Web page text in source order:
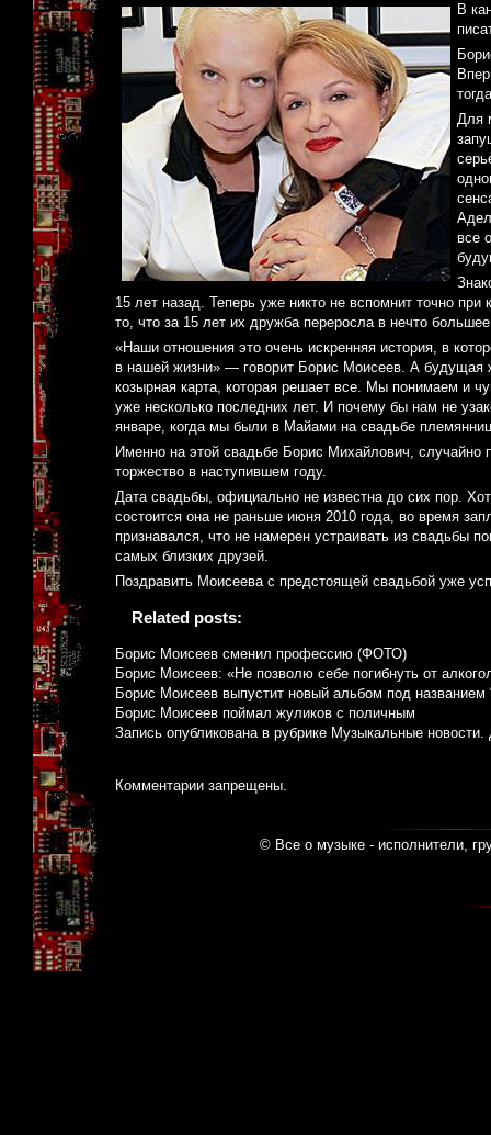
В
Для
все
15 лет назад. Теперь уже никто не вспомнит точно при
то, что за 15 лет их дружба переросла в нечто
«Наши отношения это очень искренняя история, в
в нашей жизни» — говорит Борис Моисеев. А будущая
козырная карта, которая решает все. Мы понимаем и
уже несколько последних лет. И почему бы нам не
январе, когда мы были в Майами на свадьбе
Именно на этой свадьбе Борис Михайлович, случайно
торжество в наступившем году.
Дата свадьбы, официально не известна до сих пор.
состоится она не раньше июня 2010 года, во время
признавался, что не намерен устраивать из свадьбы
самых близких друзей.
Поздравить Моисеева с предстоящей свадьбой уже
Related posts:
Борис Моисеев сменил профессию (ФОТО)
Борис Моисеев: «Не позволю себе погибнуть от
Борис Моисеев выпустит новый альбом под названием
Борис Моисеев поймал жуликов с поличным
Запись опубликована в рубрике Музыкальные новости.
Комментарии запрещены.
© Все о музыке - исполнители,